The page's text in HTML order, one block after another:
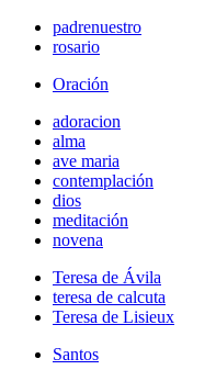
padrenuestro
rosario
Oración
adoracion
alma
ave maria
contemplación
dios
meditación
novena
Teresa de Ávila
teresa de calcuta
Teresa de Lisieux
Santos